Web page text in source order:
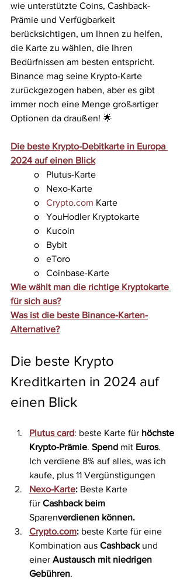
wie unterstützte Coins, Cashback-
Prämie und Verfügbarkeit
berücksichtigen, um Ihnen zu helfen,
die Karte zu wählen, die Ihren
Bedürfnissen am besten entspricht.
Binance mag seine Krypto-Karte
zurückgezogen haben, aber es gibt
immer noch eine Menge großartiger
Optionen da draußen! 🌟
Die beste Krypto-Debitkarte in Europa
2024 auf einen Blick
o   Plutus-Karte
o   Nexo-Karte
o Crypto.com Karte
o   YouHodler Kryptokarte
o   Kucoin
o   Bybit
o   eToro
o   Coinbase-Karte
Wie wählt man die richtige Kryptokarte
für sich aus?
Was ist die beste Binance-Karten-
Alternative?
Die beste Krypto
Kreditkarten in 2024 auf
einen Blick
Plutus card: beste Karte für höchste
Krypto-Prämie. Spend mit Euros.
Ich verdiene 8% auf alles, was ich
kaufe, plus 11 Vergünstigungen
Nexo-Karte: Beste Karte
für Cashback beim
Sparenverdienen können.
Crypto.com: beste Karte für eine
Kombination aus Cashback und
einer Austausch mit niedrigen
Gebühren.